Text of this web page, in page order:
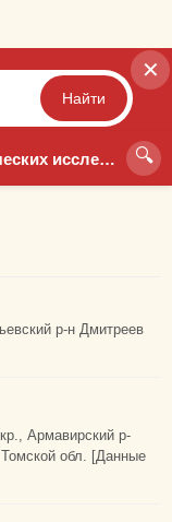
Абакин - Центр генеалогических исследований 🔍
✕
Найти
р-н Дмитреев
Армавирский р-
обл. [Данные